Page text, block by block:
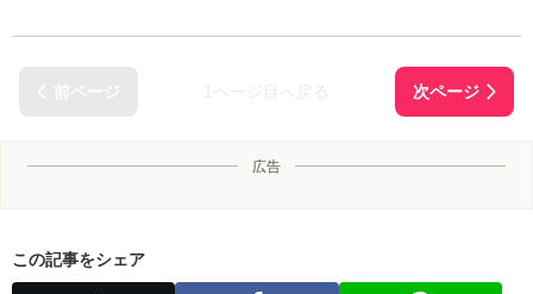
広告
この記事をシェア